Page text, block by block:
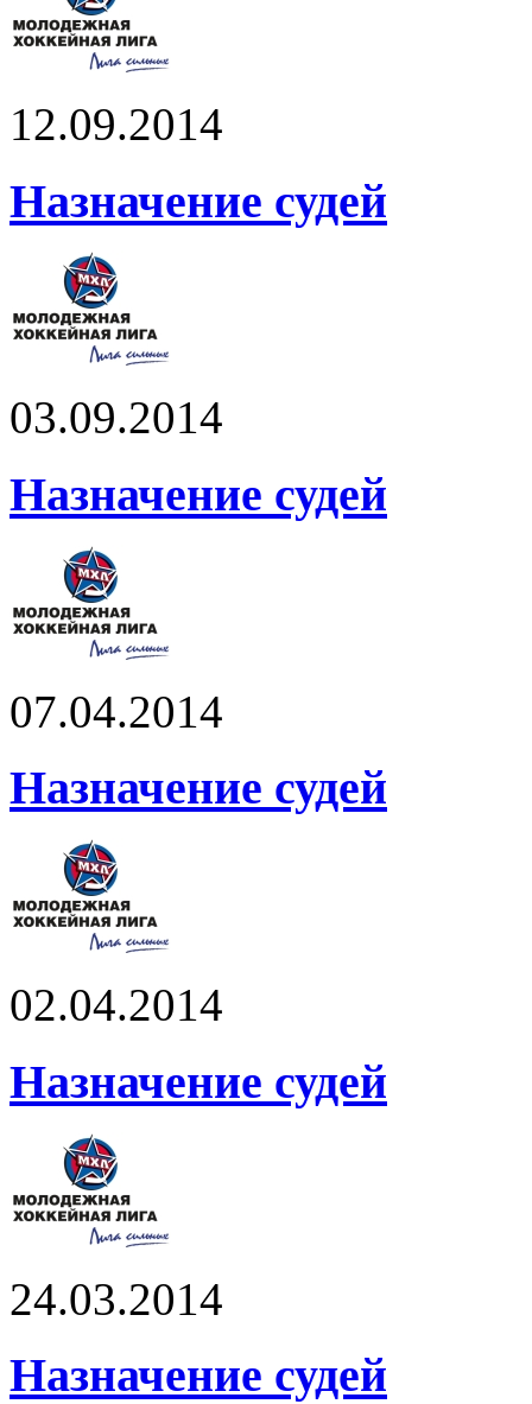
12.09.2014
Назначение судей
03.09.2014
Назначение судей
07.04.2014
Назначение судей
02.04.2014
Назначение судей
24.03.2014
Назначение судей